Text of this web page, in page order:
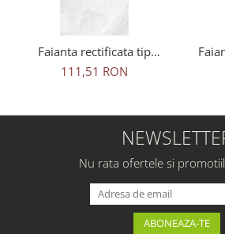
Faianta rectificata tip
marmura, Adela White
30x90, alb, finisaj lucios
111,51 RON
Nu rata ofertele si